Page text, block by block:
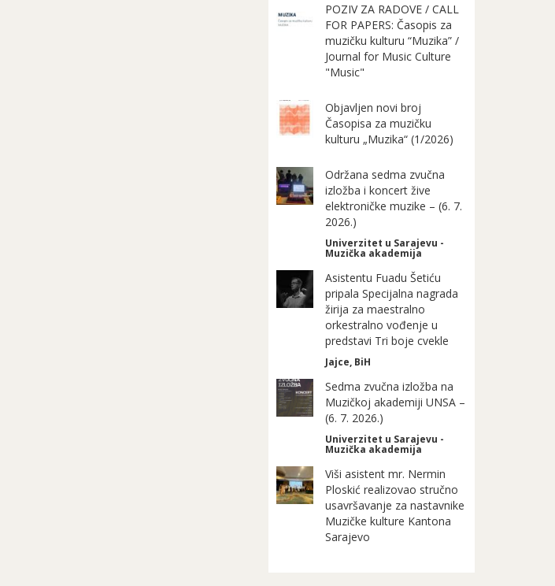
POZIV ZA RADOVE / CALL
FOR PAPERS: Časopis za
muzičku kulturu “Muzika” /
Journal for Music Culture
"Music"
Objavljen novi broj
Časopisa za muzičku
kulturu „Muzika“ (1/2026)
Održana sedma zvučna
izložba i koncert žive
elektroničke muzike – (6. 7.
2026.)
Univerzitet u Sarajevu -
Muzička akademija
Asistentu Fuadu Šetiću
pripala Specijalna nagrada
žirija za maestralno
orkestralno vođenje u
predstavi Tri boje cvekle
Jajce, BiH
Sedma zvučna izložba na
Muzičkoj akademiji UNSA –
(6. 7. 2026.)
Univerzitet u Sarajevu -
Muzička akademija
Viši asistent mr. Nermin
Ploskić realizovao stručno
usavršavanje za nastavnike
Muzičke kulture Kantona
Sarajevo